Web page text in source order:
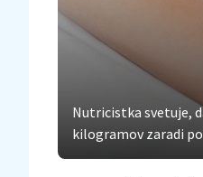
Nutricistka svetuje,
kilogramov zaradi